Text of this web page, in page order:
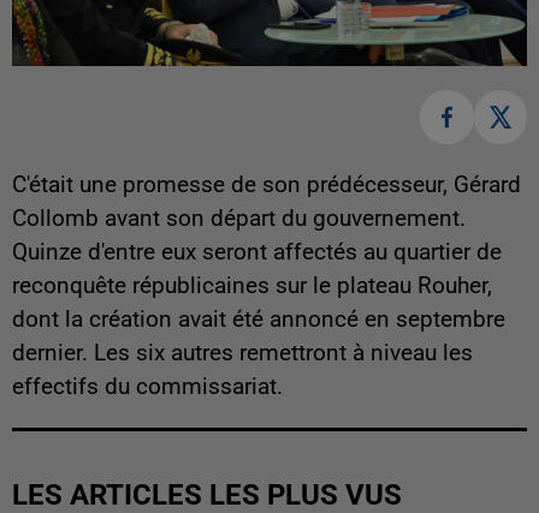
C'était une promesse de son prédécesseur, Gérard
Collomb avant son départ du gouvernement.
Quinze d'entre eux seront affectés au quartier de
reconquête républicaines sur le plateau Rouher,
dont la création avait été annoncé en septembre
dernier. Les six autres remettront à niveau les
effectifs du commissariat.
LES ARTICLES LES PLUS VUS